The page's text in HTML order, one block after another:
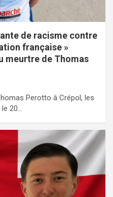
de racisme contre
française »
meurtre de Thomas
Perotto à Crépol, les
20…